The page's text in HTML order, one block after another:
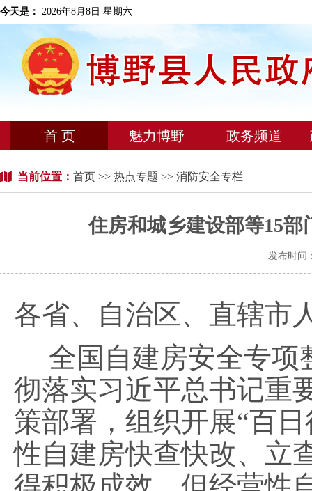
今天是： 2026年8月8日 星期六
首 页 魅力博野 政务频道
当前位置： 首页 >> 热点专题 >> 消防安全专栏
住房和城乡建设部等15
发布时间
各省、自治区、直辖市
全国自建房安全专项
彻落实习近平总书记重
策部署，组织开展“百
性自建房快查快改、立